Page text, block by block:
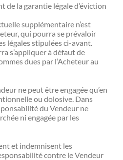
de la garantie légale d’éviction
supplémentaire n’est
qui pourra se prévaloir
légales stipulées ci-avant.
s’appliquer à défaut de
dues par l’Acheteur au
ne peut être engagée qu’en
ou dolosive. Dans
du Vendeur ne
ni engagée par les
et indemnisent les
contre le Vendeur